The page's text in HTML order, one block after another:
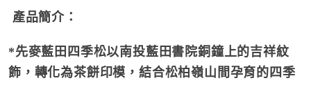
產品簡介：
*先麥藍田四季松以南投藍田書院銅鐘上的吉祥紋
飾，轉化為茶餅印模，結合松柏嶺山間孕育的四季